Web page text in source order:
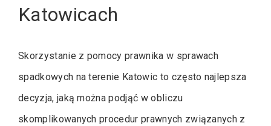
Katowicach
Skorzystanie z pomocy prawnika w sprawach
spadkowych na terenie Katowic to często najlepsza
decyzja, jaką można podjąć w obliczu
skomplikowanych procedur prawnych związanych z